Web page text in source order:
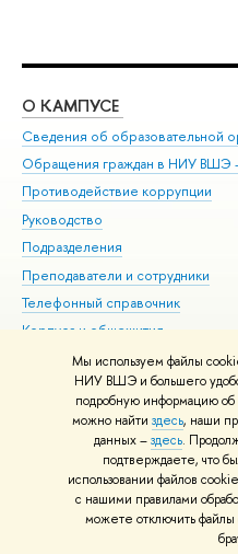
Мы используем файлы
НИУ ВШЭ и большего
подробную информацию об
можно найти здесь, наши
данных –здесь.
подтверждаете, что
использовании файлов
с нашими правилами
можете отключить файлы
О КАМПУСЕ
Сведения об образовательной
Обращения граждан в НИУ ВШЭ
Противодействие коррупции
Руководство
Подразделения
Преподаватели и сотрудники
Телефонный справочник
Корпуса и общежития
ВШЭ для студентов с
здоровья и инвалидностью
Единая платежная страница
© НИУ ВШЭ 1993–2026 Условия
и контакты Карта сайта
Шрифты HSE Sans и HSE Slab